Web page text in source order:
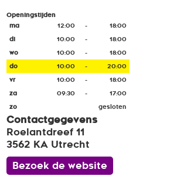
Openingstijden
ma
12:00 -
18:00
di
10:00 -
18:00
wo
10:00 -
18:00
do
10:00 -
20:00
vr
10:00 -
18:00
za
09:30 -
17:00
zo
gesloten
Contactgegevens
Roelantdreef 11
3562 KA Utrecht
Bezoek de website